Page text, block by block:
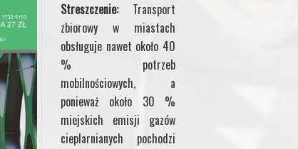
Streszczenie: Transport
zbiorowy w miastach
obsługuje nawet około 40
% potrzeb
mobilnościowych, a
ponieważ około 30 %
miejskich emisji gazów
cieplarnianych pochodzi